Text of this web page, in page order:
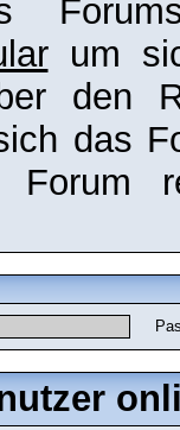
um
den
das
Forum